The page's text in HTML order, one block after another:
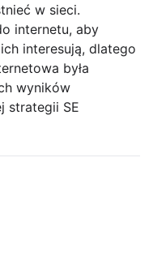
w sieci.
internetu, aby
interesują, dlatego
była
wyników
strategii SE